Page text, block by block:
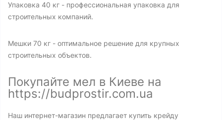
Упаковка 40 кг - профессиональная упаковка для
строительных компаний.
Мешки 70 кг - оптимальное решение для крупных
строительных объектов.
Покупайте мел в Киеве на
https://budprostir.com.ua
Наш интернет-магазин предлагает купить крейду